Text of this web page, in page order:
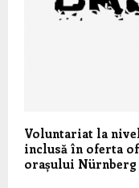
Voluntariat la
inclusă în oferta
orașului Nürnberg